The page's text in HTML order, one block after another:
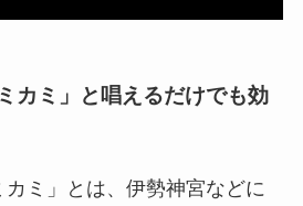
カミ」と唱えるだけでも効
カミ」とは、伊勢神宮などに